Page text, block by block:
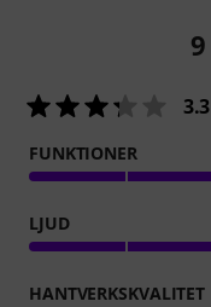
9
3.3
FUNKTIONER
LJUD
HANTVERKSKVALITET